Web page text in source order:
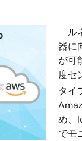
ル
器に
が可
度セ
タイ
め、
でモ